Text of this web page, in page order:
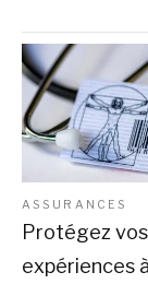
ASSURANCES
Protégez vos
expériences